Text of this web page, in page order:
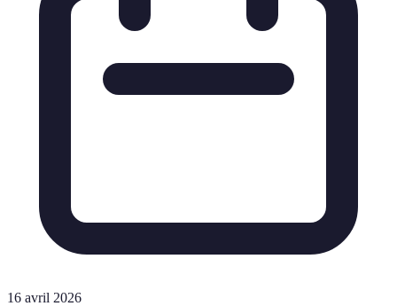
16 avril 2026